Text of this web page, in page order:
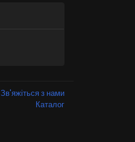
Зв'яжіться з нами
Каталог